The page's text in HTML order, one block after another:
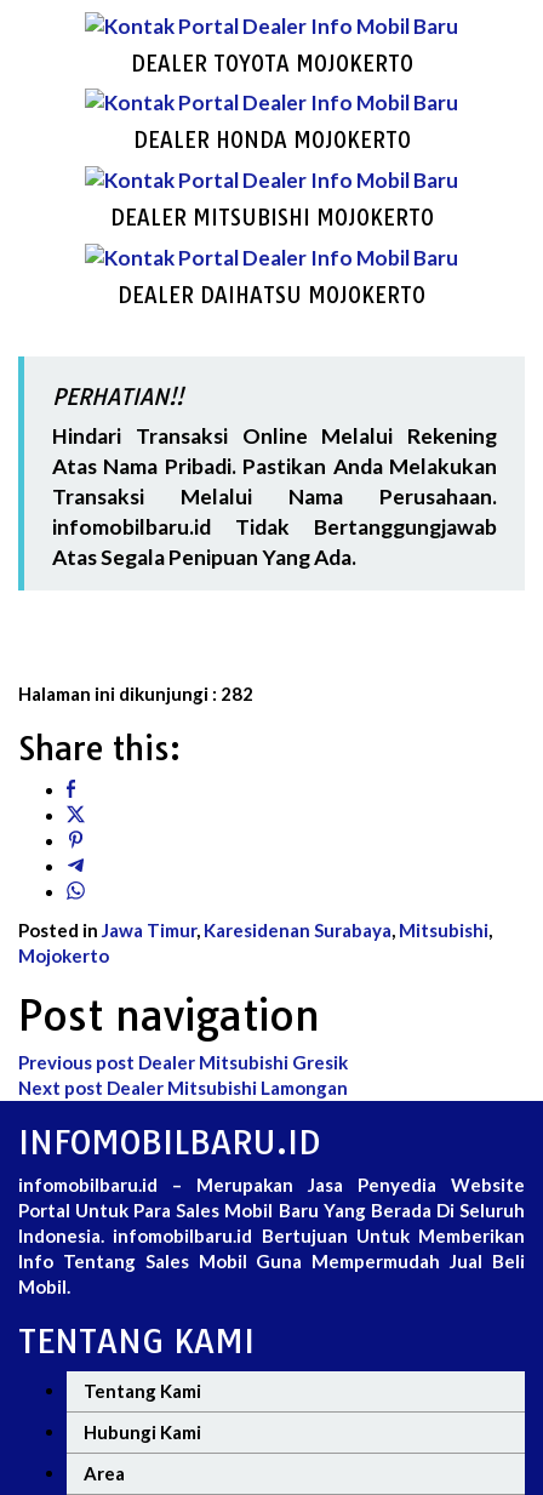
DEALER TOYOTA MOJOKERTO
DEALER HONDA MOJOKERTO
DEALER MITSUBISHI MOJOKERTO
DEALER DAIHATSU MOJOKERTO
PERHATIAN!!
Hindari Transaksi Online Melalui Rekening
Atas Nama Pribadi. Pastikan Anda Melakukan
Transaksi Melalui Nama Perusahaan.
infomobilbaru.id Tidak Bertanggungjawab
Atas Segala Penipuan Yang Ada.
Halaman ini dikunjungi : 282
Share this:
Posted in Jawa Timur, Karesidenan Surabaya Mitsubishi
Mojokerto
Post navigation
Previous post Dealer Mitsubishi Gresik
Next post Dealer Mitsubishi Lamongan
INFOMOBILBARU.ID
infomobilbaru.id – Merupakan Jasa Penyedia Website
Portal Untuk Para Sales Mobil Baru Yang Berada Di Seluruh
Indonesia. infomobilbaru.id Bertujuan Untuk Memberikan
Info Tentang Sales Mobil Guna Mempermudah Jual Beli
Mobil.
TENTANG KAMI
Tentang Kami
Hubungi Kami
Area